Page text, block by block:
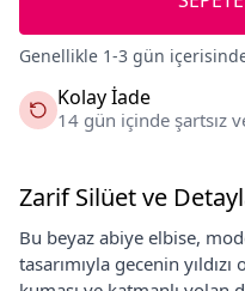
Genellikle 1-3 gün
Kolay İade
14 gün içinde şartsız
Zarif Silüet ve
Bu beyaz abiye elbise,
tasarımıyla gecenin yıldızı